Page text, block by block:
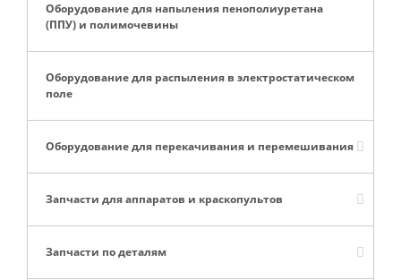
Оборудование для напыления пенополиуретана
(ППУ) и полимочевины
Оборудование для распыления в электростатическом
поле
Оборудование для перекачивания и перемешивания
Запчасти для аппаратов и краскопультов
Запчасти по деталям